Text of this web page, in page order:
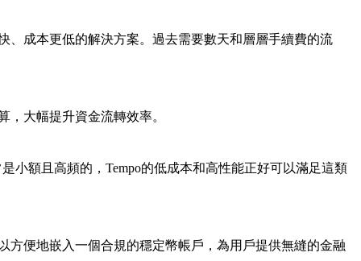
、成本更低的解決方案。過去需要數天和層層手續費的流
，大幅提升資金流轉效率。
小額且高頻的，Tempo的低成本和高性能正好可以滿足這類
方便地嵌入一個合規的穩定幣帳戶，為用戶提供無縫的金融